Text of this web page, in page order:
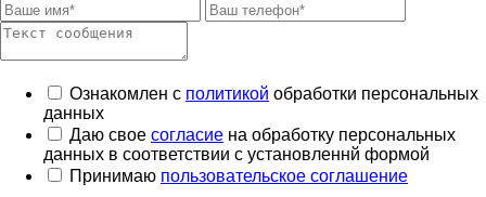
Ознакомлен с политикой обработки персональных
данных
Даю свое согласие на обработку персональных
данных в соответствии с установленнй формой
Принимаю пользовательское соглашение